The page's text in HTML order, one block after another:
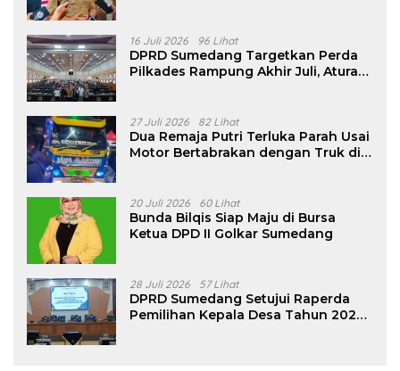
16 Juli 2026 96 Lihat
DPRD Sumedang Targetkan Perda
Pilkades Rampung Akhir Juli, Aturan
27 Juli 2026 82 Lihat
Dua Remaja Putri Terluka Parah Usai
Motor Bertabrakan dengan Truk di
20 Juli 2026 60 Lihat
Bunda Bilqis Siap Maju di Bursa
Ketua DPD II Golkar Sumedang
28 Juli 2026 57 Lihat
DPRD Sumedang Setujui Raperda
Pemilihan Kepala Desa Tahun 2026